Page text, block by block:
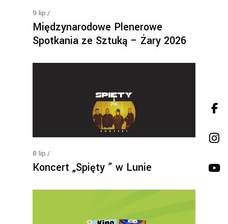
9 lip
Międzynarodowe Plenerowe
Spotkania ze Sztuką – Żary 2026
8 lip
Koncert „Spięty ” w Lunie